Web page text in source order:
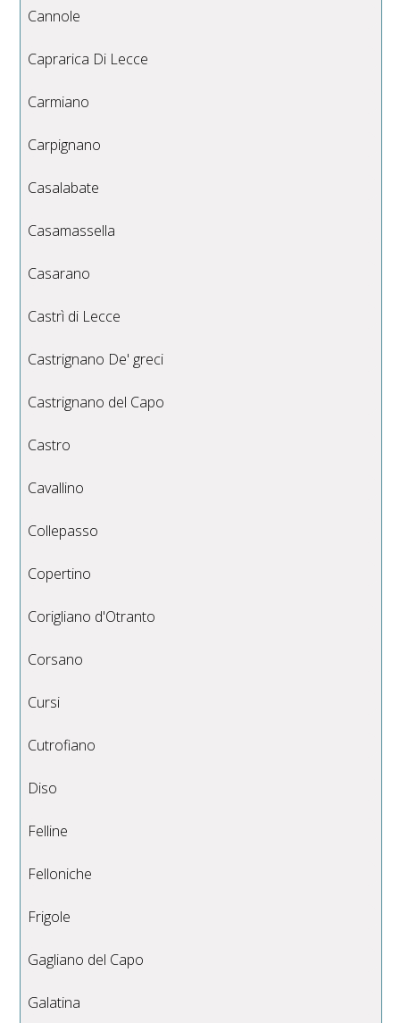
Cannole
Caprarica Di Lecce
Carmiano
Carpignano
Casalabate
Casamassella
Casarano
Castrì di Lecce
Castrignano De' greci
Castrignano del Capo
Castro
Cavallino
Collepasso
Copertino
Corigliano d'Otranto
Corsano
Cursi
Cutrofiano
Diso
Felline
Felloniche
Frigole
Gagliano del Capo
Galatina